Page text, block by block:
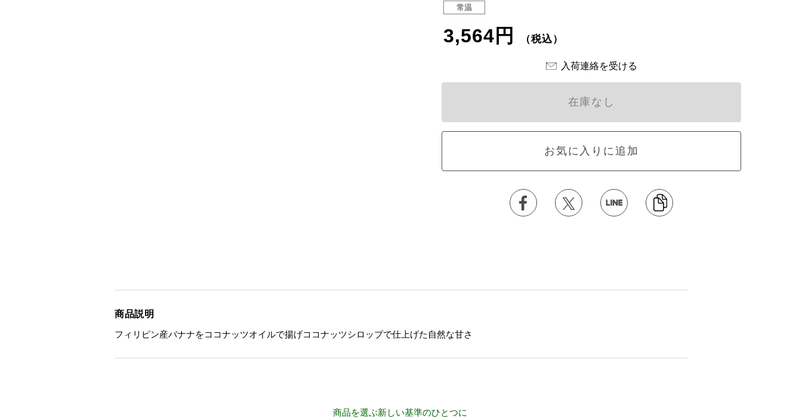
常温
3,564円 （税込）
入荷連絡を受ける
在庫なし
お気に入りに追加
商品説明
フィリピン産バナナをココナッツオイルで揚げココナッツシロップで仕上げた自然な甘さ
商品を選ぶ新しい基準のひとつに